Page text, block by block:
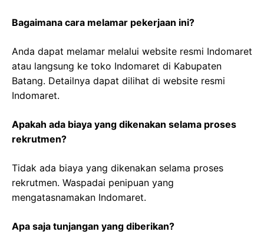
Bagaimana cara melamar pekerjaan ini?
Anda dapat melamar melalui website resmi Indomaret
atau langsung ke toko Indomaret di Kabupaten
Batang. Detailnya dapat dilihat di website resmi
Indomaret.
Apakah ada biaya yang dikenakan selama proses
rekrutmen?
Tidak ada biaya yang dikenakan selama proses
rekrutmen. Waspadai penipuan yang
mengatasnamakan Indomaret.
Apa saja tunjangan yang diberikan?